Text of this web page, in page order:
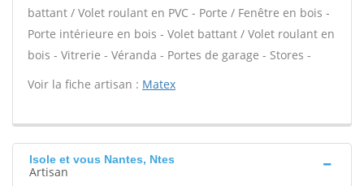
battant / Volet roulant en PVC - Porte / Fenêtre en bois -
Porte intérieure en bois - Volet battant / Volet roulant en
bois - Vitrerie - Véranda - Portes de garage - Stores -
Voir la fiche artisan : Matex
Isole et vous Nantes, Ntes
Artisan